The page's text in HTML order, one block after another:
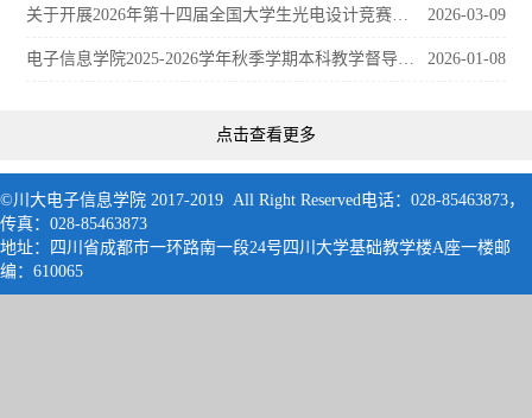
2026-03-09
2026-01-08
点击查看更多
©川大电子信息学院 2017-2019 All Right Reserved电话：028-85463873，
传真：028-85463873
地址：四川省成都市一环路南一段24号四川大学基础教学楼A座一楼邮
编：610065